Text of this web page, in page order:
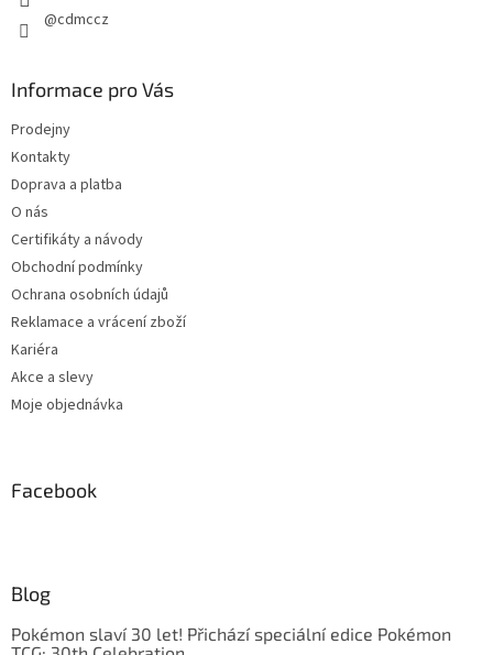
@cdmccz
Informace pro Vás
Prodejny
Kontakty
Doprava a platba
O nás
Certifikáty a návody
Obchodní podmínky
Ochrana osobních údajů
Reklamace a vrácení zboží
Kariéra
Akce a slevy
Moje objednávka
Facebook
Blog
Pokémon slaví 30 let! Přichází speciální edice Pokémon